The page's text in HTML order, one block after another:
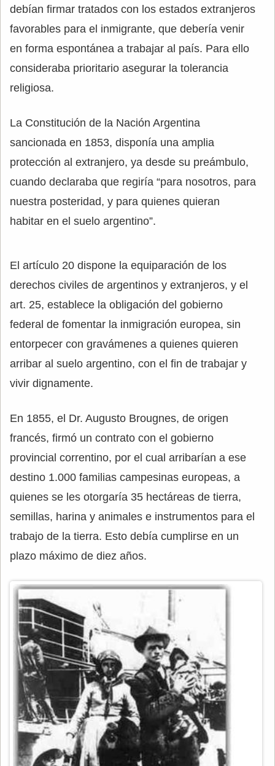
debían firmar tratados con los estados extranjeros
favorables para el inmigrante, que debería venir
en forma espontánea a trabajar al país. Para ello
consideraba prioritario asegurar la tolerancia
religiosa.
La Constitución de la Nación Argentina
sancionada en 1853, disponía una amplia
protección al extranjero, ya desde su preámbulo,
cuando declaraba que regiría “para nosotros, para
nuestra posteridad, y para quienes quieran
habitar en el suelo argentino”.
El artículo 20 dispone la equiparación de los
derechos civiles de argentinos y extranjeros, y el
art. 25, establece la obligación del gobierno
federal de fomentar la inmigración europea, sin
entorpecer con gravámenes a quienes quieren
arribar al suelo argentino, con el fin de trabajar y
vivir dignamente.
En 1855, el Dr. Augusto Brougnes, de origen
francés, firmó un contrato con el gobierno
provincial correntino, por el cual arribarían a ese
destino 1.000 familias campesinas europeas, a
quienes se les otorgaría 35 hectáreas de tierra,
semillas, harina y animales e instrumentos para el
trabajo de la tierra. Esto debía cumplirse en un
plazo máximo de diez años.